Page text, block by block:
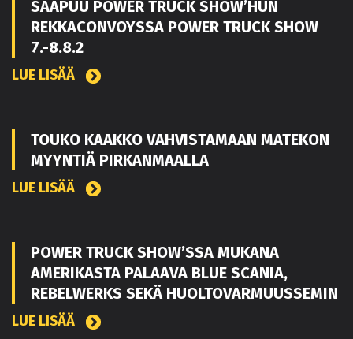
SAAPUU POWER TRUCK SHOW’HUN
REKKACONVOYSSA POWER TRUCK SHOW
7.-8.8.2
LUE LISÄÄ
TOUKO KAAKKO VAHVISTAMAAN MATEKON
MYYNTIÄ PIRKANMAALLA
LUE LISÄÄ
POWER TRUCK SHOW’SSA MUKANA
AMERIKASTA PALAAVA BLUE SCANIA,
REBELWERKS SEKÄ HUOLTOVARMUUSSEMIN
LUE LISÄÄ